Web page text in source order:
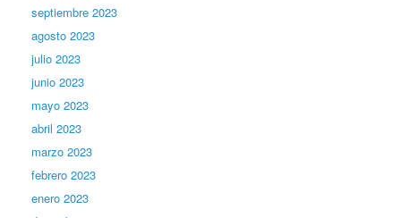
septiembre 2023
agosto 2023
julio 2023
junio 2023
mayo 2023
abril 2023
marzo 2023
febrero 2023
enero 2023